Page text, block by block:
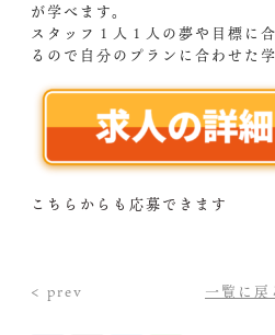
が学べます。
スタッフ１人１人の夢や目標に
るので自分のプランに合わせた
こちらからも応募できます
< prev 一覧に戻